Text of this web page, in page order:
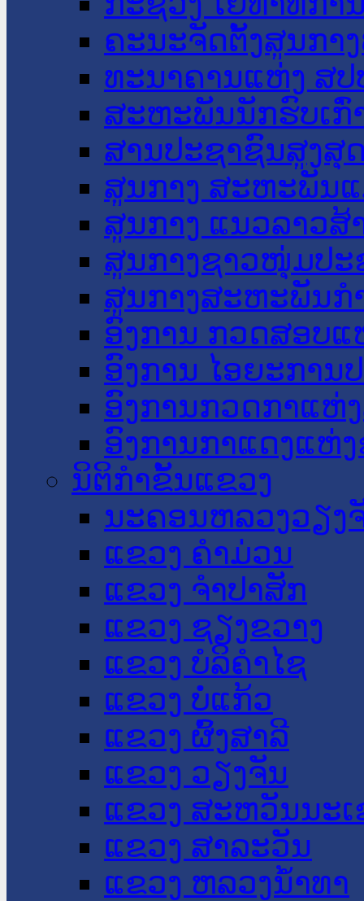
ຄະນະຈັດຕັ້ງສູນກາ
ທະນາຄານແຫ່ງ ສປ
ສະຫະພັນນັກຮົບເກົ່
ສານປະຊາຊົນສູງສຸ
ສູນກາງ ສະຫະພັນ
ສູນກາງ ແນວລາວສ້
ສູນກາງຊາວໜຸ່ມປະ
ສູນກາງສະຫະພັນກ
ອົງການ ກວດສອບແ
ອົງການ ໄອຍະການ
ອົງການກວດກາແຫ່
ອົງການກາແດງແຫ່
ນິຕິກໍາຂັ້ນແຂວງ
ນະ​ຄອນ​ຫລວງວຽງ
ແຂວງ ຄໍາມ່ວນ
ແຂວງ ຈໍາປາສັກ
ແຂວງ ຊຽງຂວາງ
ແຂວງ ບໍລິຄໍາໄຊ
ແຂວງ ບໍ່ແກ້ວ
ແຂວງ ຜົ້ງສາລີ
ແຂວງ ວຽງຈັນ
ແຂວງ ສະຫວັນນະ
ແຂວງ ສາລະວັນ
ແຂວງ ຫລວງນໍ້າທາ